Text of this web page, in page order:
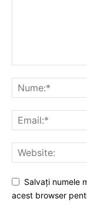
Salvați numele
acest browser